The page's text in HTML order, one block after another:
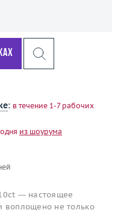
: в течение 1-7 рабочих
из шоурума
— настоящее
воплощено не только